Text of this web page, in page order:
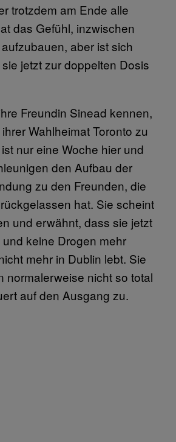
trotzdem am Ende alle
das Gefühl, inzwischen
aber ist sich
jetzt zur doppelten Dosis
Freundin Sinead kennen,
Wahlheimat Toronto zu
nur eine Woche hier und
den Aufbau der
zu den Freunden, die
hat. Sie scheint
und erwähnt, dass sie jetzt
keine Drogen mehr
mehr in Dublin lebt. Sie
normalerweise nicht so total
auf den Ausgang zu.